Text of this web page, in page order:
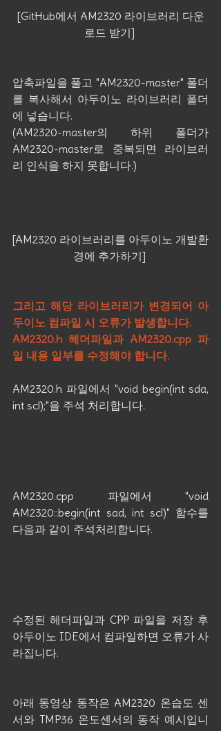
[GitHub에서 AM2320 라이브러리 다운
로드 받기]
압축파일을 풀고 "AM2320-master" 폴더
를 복사해서 아두이노 라이브러리 폴더
에 넣습니다.
(AM2320-master의 하위 폴더가
AM2320-master로 중복되면 라이브러
리 인식을 하지 못합니다.)
[AM2320 라이브러리를 아두이노 개발환
경에 추가하기]
그리고 해당 라이브러리가 변경되어 아
두이노 컴파일 시 오류가 발생합니다.
AM2320.h 헤더파일과 AM2320.cpp 파
일 내용 일부를 수정해야 합니다.
AM2320.h 파일에서 "void begin(int sda,
int scl);"을 주석 처리합니다.
AM2320.cpp 파일에서 "void
AM2320::begin(int sad, int scl)" 함수를
다음과 같이 주석처리합니다.
수정된 헤더파일과 CPP 파일을 저장 후
아두이노 IDE에서 컴파일하면 오류가 사
라집니다.
아래 동영상 동작은 AM2320 온습도 센
서와 TMP36 온도센서의 동작 예시입니